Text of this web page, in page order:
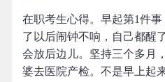
在职考生心得。早起第1件
了以后闹钟不响，自己都醒
会放后边儿。坚持三个多月
婆去医院产检。不是早上起